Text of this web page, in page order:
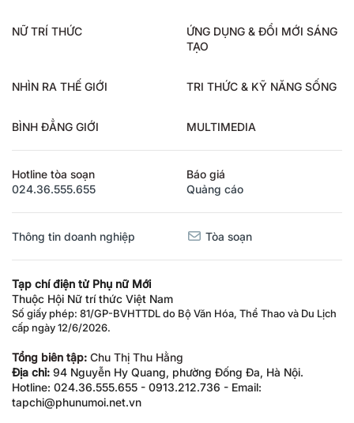
NỮ TRÍ THỨC
ỨNG DỤNG & ĐỔI MỚI SÁNG
TẠO
NHÌN RA THẾ GIỚI TRI THỨC & KỸ NĂNG SỐNG
BÌNH ĐẲNG GIỚI MULTIMEDIA
Hotline tòa soạn
024.36.555.655
Báo giá
Quảng cáo
Thông tin doanh nghiệp Tòa soạn
Tạp chí điện tử Phụ nữ Mới
Thuộc Hội Nữ trí thức Việt Nam
Số giấy phép: 81/GP-BVHTTDL do Bộ Văn Hóa, Thể Thao và Du Lịch
cấp ngày 12/6/2026.
Tổng biên tập: Chu Thị Thu Hằng
Địa chỉ: 94 Nguyễn Hy Quang, phường Đống Đa, Hà Nội.
Hotline: 024.36.555.655 - 0913.212.736 - Email:
tapchi@phunumoi.net.vn